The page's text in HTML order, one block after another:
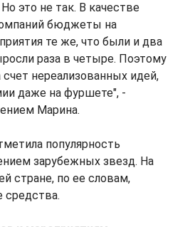
это не так. В качестве
бюджеты на
те же, что были и два
раза в четыре. Поэтому
нереализованных идей,
даже на фуршете", -
Марина.
популярность
зарубежных звезд. На
стране, по ее словам,